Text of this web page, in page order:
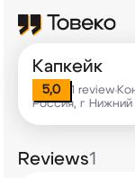
Капкейк
5,0 1 review•
Россия, г
Reviews1